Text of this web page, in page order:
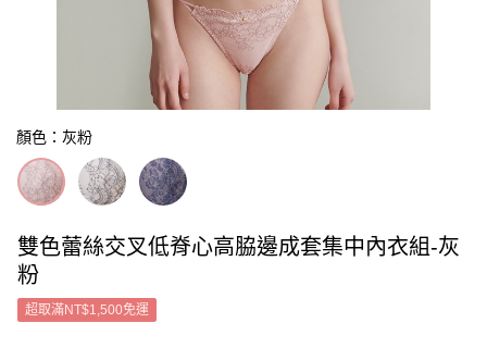
顏色：灰粉
雙色蕾絲交叉低脊心高脇邊成套集中內衣組-灰
粉
超取滿NT$1,500免運